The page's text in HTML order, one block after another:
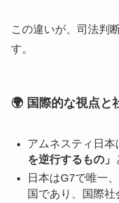
この違いが、司法判
す。
🌍 国際的な視点と
アムネスティ日本
を逆行するもの」
日本はG7で唯一
国であり、国際